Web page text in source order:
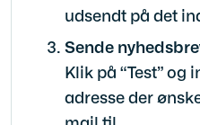
udsendt på det
Sende
Klik på “Test” og
adresse der